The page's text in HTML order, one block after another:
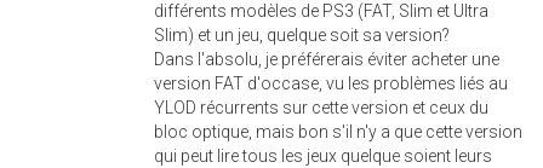
différents modèles de PS3 (FAT, Slim et Ultra
Slim) et un jeu, quelque soit sa version?
Dans l'absolu, je préférerais éviter acheter une
version FAT d'occase, vu les problèmes liés au
YLOD récurrents sur cette version et ceux du
bloc optique, mais bon s'il n'y a que cette version
qui peut lire tous les jeux quelque soient leurs